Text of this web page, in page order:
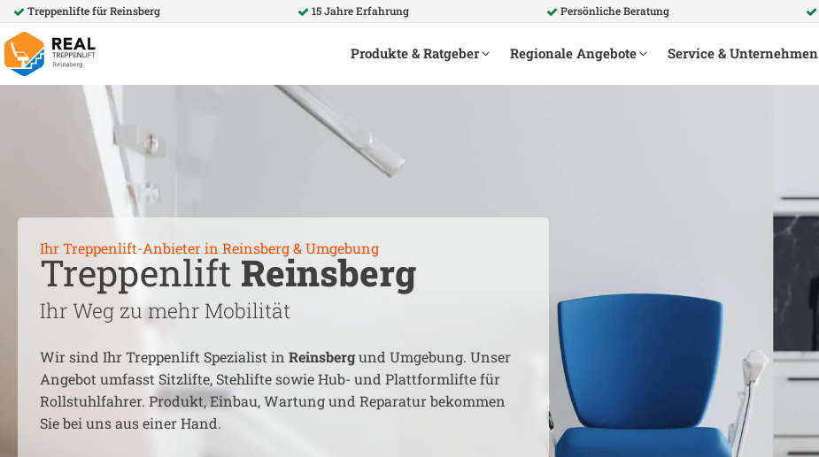
Treppenlifte fürReinsberg 15 Jahre Erfahrung Persönliche Beratung
Produkte & Ratgeber Regionale Angebote Service & Unternehmen
Ihr Treppenlift-Anbieter in Reinsberg& Umgebung
Treppenlift Reinsberg
Ihr Weg zu mehr Mobilität
Wir sind Ihr Treppenlift Spezialist in Reinsbergund Umgebung. Unser
Angebot umfasst Sitzlifte, Stehlifte sowie Hub- und Plattformlifte für
Rollstuhlfahrer. Produkt, Einbau, Wartung und Reparatur bekommen
Sie bei uns aus einer Hand.